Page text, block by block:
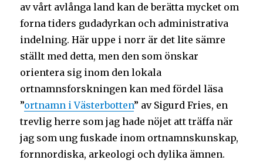
av vårt avlånga land kan de berätta mycket om
forna tiders gudadyrkan och administrativa
indelning. Här uppe i norr är det lite sämre
ställt med detta, men den som önskar
orientera sig inom den lokala
ortnamnsforskningen kan med fördel läsa
”ortnamn i Västerbotten” av Sigurd Fries, en
trevlig herre som jag hade nöjet att träffa när
jag som ung fuskade inom ortnamnskunskap,
fornnordiska, arkeologi och dylika ämnen.